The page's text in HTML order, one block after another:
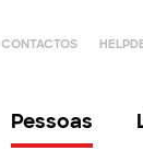
CONTACTOS
Pessoas